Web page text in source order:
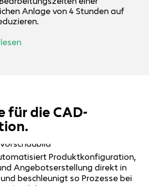
Anlage von 4 Stunden auf
für die CAD-
Produktkonfiguration,
Angebotserstellung direkt in
und beschleunigt so Prozesse bei